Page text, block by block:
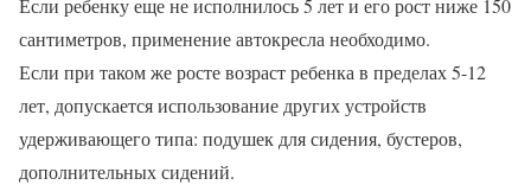
Если ребенку еще не исполнилось 5 лет и его рост ниже 150
сантиметров, применение автокресла необходимо.
Если при таком же росте возраст ребенка в пределах 5-12
лет, допускается использование других устройств
удерживающего типа: подушек для сидения, бустеров,
дополнительных сидений.